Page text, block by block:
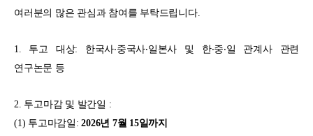
여러분의 많은 관심과 참여를 부탁드립니다.
1. 투고 대상: 한국사‧중국사‧일본사 및 한‧중‧일
관계사 관련
연구논문 등
2. 투고마감 및 발간일 :
(1) 투고마감일 :2026년 7월 15일까지